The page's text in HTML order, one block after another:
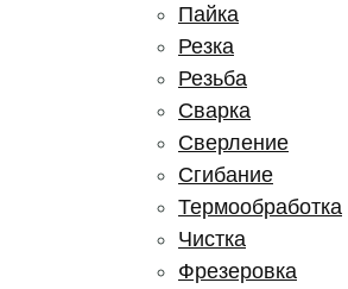
Пайка
Резка
Резьба
Сварка
Сверление
Сгибание
Термообработка
Чистка
Фрезеровка